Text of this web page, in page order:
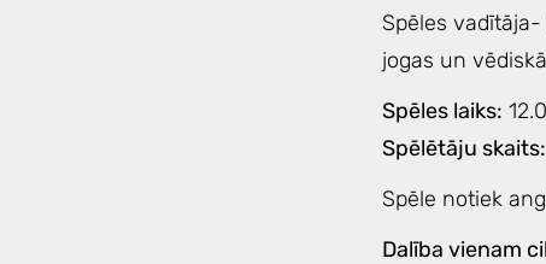
Spēles
jogas un
Spēles laiks:
Spēlētāju skaits:
Spēle notiek
Dalība vienam